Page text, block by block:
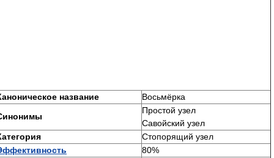
название
Восьмёрка
Простой узел
Савойский узел
Стопорящий узел
80%